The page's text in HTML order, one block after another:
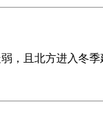
且北方进入冬季